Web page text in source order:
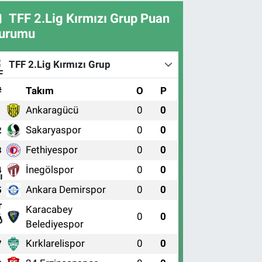
TFF 2.Lig Kırmızı Grup Puan
TFF 2.Lig Kırmızı Grup
Takım O P
Ankaragücü 0 0
Sakaryaspor 0 0
Fethiyespor 0 0
İnegölspor 0 0
Ankara Demirspor 0 0
Karacabey
Belediyespor
0 0
Kırklarelispor 0 0